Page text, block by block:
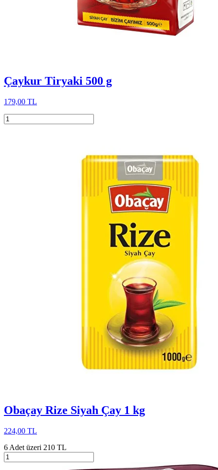
Çaykur Tiryaki 500 g
179,00 TL
Obaçay Rize Siyah Çay 1 kg
224,00 TL
6 Adet üzeri 210 TL